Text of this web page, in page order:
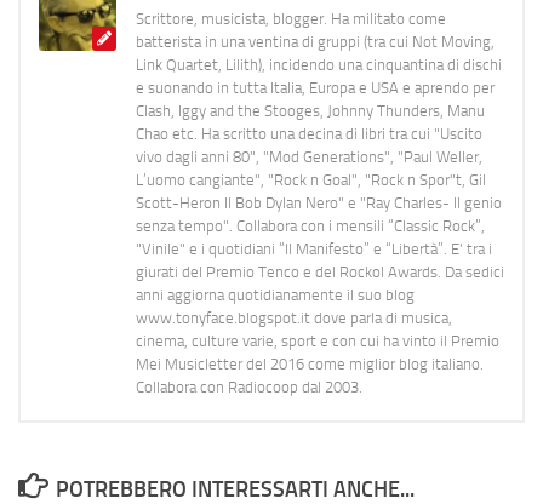
Scrittore, musicista, blogger. Ha militato come
batterista in una ventina di gruppi (tra cui Not Moving,
Link Quartet, Lilith), incidendo una cinquantina di dischi
e suonando in tutta Italia, Europa e USA e aprendo per
Clash, Iggy and the Stooges, Johnny Thunders, Manu
Chao etc. Ha scritto una decina di libri tra cui "Uscito
vivo dagli anni 80", "Mod Generations", "Paul Weller,
L’uomo cangiante", "Rock n Goal", "Rock n Spor"t, Gil
Scott-Heron Il Bob Dylan Nero" e "Ray Charles- Il genio
senza tempo". Collabora con i mensili “Classic Rock”,
"Vinile" e i quotidiani “Il Manifesto” e “Libertà”. E' tra i
giurati del Premio Tenco e del Rockol Awards. Da sedici
anni aggiorna quotidianamente il suo blog
www.tonyface.blogspot.it dove parla di musica,
cinema, culture varie, sport e con cui ha vinto il Premio
Mei Musicletter del 2016 come miglior blog italiano.
Collabora con Radiocoop dal 2003.
POTREBBERO INTERESSARTI ANCHE...